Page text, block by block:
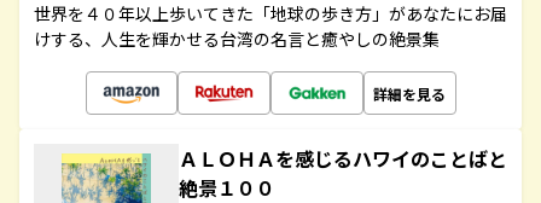
世界を４０年以上歩いてきた「地球の歩き方」があなたにお届
けする、人生を輝かせる台湾の名言と癒やしの絶景集
詳細を見る
ＡＬＯＨＡを感じるハワイのことばと
絶景１００